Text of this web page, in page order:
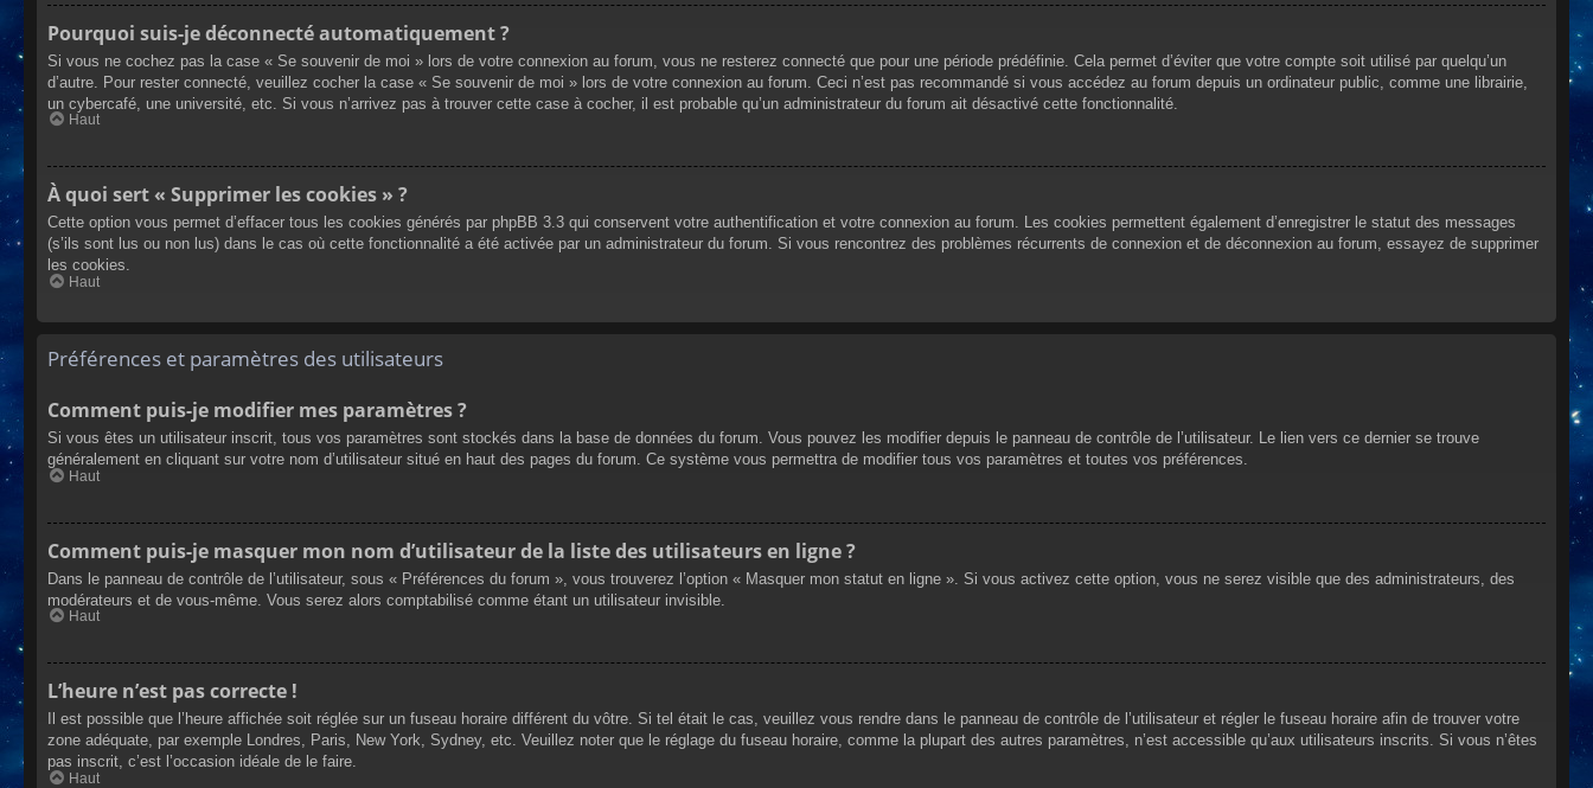
Pourquoi suis-je déconnecté automatiquement ?
Si vous ne cochez pas la case « Se souvenir de moi » lors de votre connexion au forum, vous ne resterez connecté que pour une période prédéfinie. Cela permet d’éviter que votre compte soit utilisé par quelqu’un
d’autre. Pour rester connecté, veuillez cocher la case « Se souvenir de moi » lors de votre connexion au forum. Ceci n’est pas recommandé si vous accédez au forum depuis un ordinateur public, comme une librairie,
un cybercafé, une université, etc. Si vous n’arrivez pas à trouver cette case à cocher, il est probable qu’un administrateur du forum ait désactivé cette fonctionnalité.
Haut
À quoi sert « Supprimer les cookies » ?
Cette option vous permet d’effacer tous les cookies générés par phpBB 3.3 qui conservent votre authentification et votre connexion au forum. Les cookies permettent également d’enregistrer le statut des messages
(s’ils sont lus ou non lus) dans le cas où cette fonctionnalité a été activée par un administrateur du forum. Si vous rencontrez des problèmes récurrents de connexion et de déconnexion au forum, essayez de supprimer
les cookies.
Haut
Préférences et paramètres des utilisateurs
Comment puis-je modifier mes paramètres ?
Si vous êtes un utilisateur inscrit, tous vos paramètres sont stockés dans la base de données du forum. Vous pouvez les modifier depuis le panneau de contrôle de l’utilisateur. Le lien vers ce dernier se trouve
généralement en cliquant sur votre nom d’utilisateur situé en haut des pages du forum. Ce système vous permettra de modifier tous vos paramètres et toutes vos préférences.
Haut
Comment puis-je masquer mon nom d’utilisateur de la liste des utilisateurs en ligne ?
Dans le panneau de contrôle de l’utilisateur, sous « Préférences du forum », vous trouverez l’option « Masquer mon statut en ligne ». Si vous activez cette option, vous ne serez visible que des administrateurs, des
modérateurs et de vous-même. Vous serez alors comptabilisé comme étant un utilisateur invisible.
Haut
L’heure n’est pas correcte !
Il est possible que l’heure affichée soit réglée sur un fuseau horaire différent du vôtre. Si tel était le cas, veuillez vous rendre dans le panneau de contrôle de l’utilisateur et régler le fuseau horaire afin de trouver votre
zone adéquate, par exemple Londres, Paris, New York, Sydney, etc. Veuillez noter que le réglage du fuseau horaire, comme la plupart des autres paramètres, n’est accessible qu’aux utilisateurs inscrits. Si vous n’êtes
pas inscrit, c’est l’occasion idéale de le faire.
Haut